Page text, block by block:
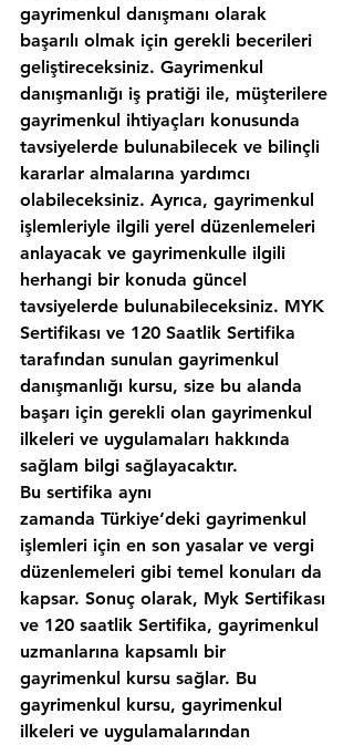
gayrimenkul danışmanı olarak
başarılı olmak için gerekli becerileri
geliştireceksiniz. Gayrimenkul
danışmanlığı iş pratiği ile, müşterilere
gayrimenkul ihtiyaçları konusunda
tavsiyelerde bulunabilecek ve bilinçli
kararlar almalarına yardımcı
olabileceksiniz. Ayrıca, gayrimenkul
işlemleriyle ilgili yerel düzenlemeleri
anlayacak ve gayrimenkulle ilgili
herhangi bir konuda güncel
tavsiyelerde bulunabileceksiniz. MYK
Sertifikası ve 120 Saatlik Sertifika
tarafından sunulan gayrimenkul
danışmanlığı kursu, size bu alanda
başarı için gerekli olan gayrimenkul
ilkeleri ve uygulamaları hakkında
sağlam bilgi sağlayacaktır.
Bu sertifika aynı
zamanda Türkiye‘deki gayrimenkul
işlemleri için en son yasalar ve vergi
düzenlemeleri gibi temel konuları da
kapsar. Sonuç olarak, Myk Sertifikası
ve 120 saatlik Sertifika, gayrimenkul
uzmanlarına kapsamlı bir
gayrimenkul kursu sağlar. Bu
gayrimenkul kursu, gayrimenkul
ilkeleri ve uygulamalarından